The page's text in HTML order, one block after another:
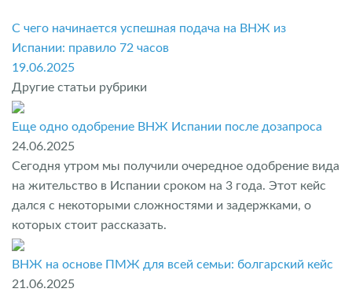
С чего начинается успешная подача на ВНЖ из
Испании: правило 72 часов
19.06.2025
Другие статьи рубрики
Еще одно одобрение ВНЖ Испании после дозапроса
24.06.2025
Сегодня утром мы получили очередное одобрение вида
на жительство в Испании сроком на 3 года. Этот кейс
дался с некоторыми сложностями и задержками, о
которых стоит рассказать.
ВНЖ на основе ПМЖ для всей семьи: болгарский кейс
21.06.2025